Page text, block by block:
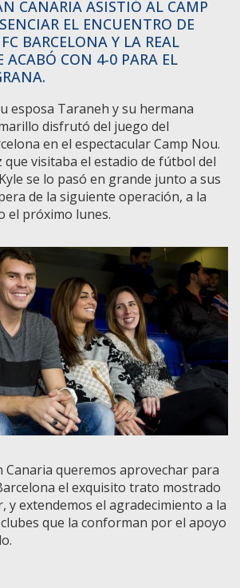
CANARIA ASISTIÓ AL CAMP
EL ENCUENTRO DE
BARCELONA Y LA REAL
ACABÓ CON 4-0 PARA EL
esposa Taraneh y su hermana
disfrutó del juego del
en el espectacular Camp Nou.
que visitaba el estadio de fútbol del
se lo pasó en grande junto a sus
de la siguiente operación, a la
el próximo lunes.
Canaria queremos aprovechar para
el exquisito trato mostrado
y extendemos el agradecimiento a la
que la conforman por el apoyo